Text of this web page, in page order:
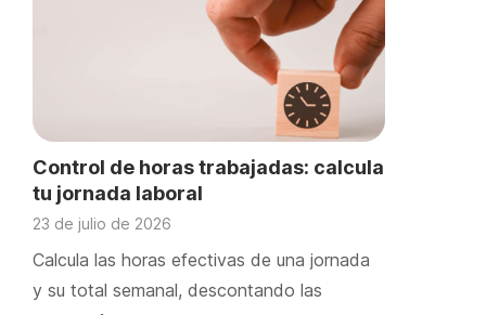
Control de horas trabajadas: calcula
tu jornada laboral
23 de julio de 2026
Calcula las horas efectivas de una jornada
y su total semanal, descontando las